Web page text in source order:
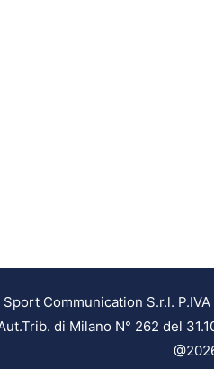
Sport Communication S.r.l.
di Milano N° 262 del